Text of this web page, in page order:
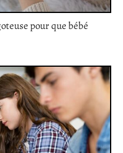
pour que bébé